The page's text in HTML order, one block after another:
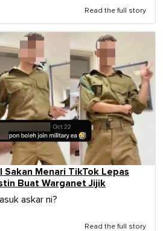
Read the full story
Menari TikTok Lepas
Buat Warganet Jijik
askar ni?
Read the full story